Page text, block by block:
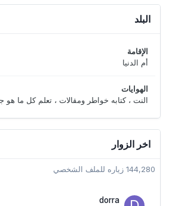
البلد
الإقامة
أم الدنيا
الهوايات
النت ، كتابه خواطر ومقالات ، تعلم كل ما هو
اخر الزوار
144,280 زياره للملف الشخصي
dorra